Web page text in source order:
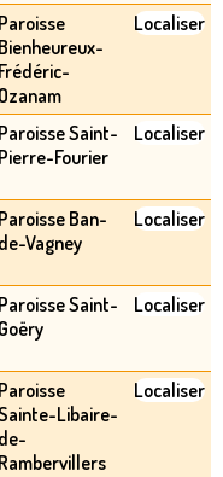
Paroisse
Bienheureux-
Frédéric-
Ozanam
Localiser
Paroisse Saint-
Pierre-Fourier
Localiser
Paroisse Ban-
de-Vagney
Localiser
Paroisse Saint-
Goëry
Localiser
Paroisse
Libaire-
de-
Rambervillers
Localiser